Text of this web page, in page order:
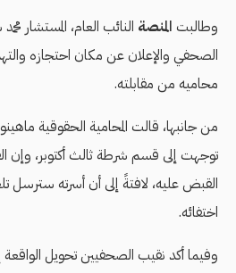
وطالبت المنصة النائب العام، المستشار
الصحفي والإعلان عن مكان احتجازه
محاميه من مقابلته.
من جانبها، قالت المحامية الحقوقية
توجهت إلى قسم شرطة ثالث أكتوبر، وإن
القبض عليه، لافتةً إلى أن أسرته سترسل
اختفائه.
وفيما أكد نقيب الصحفيين تحويل الواقعة